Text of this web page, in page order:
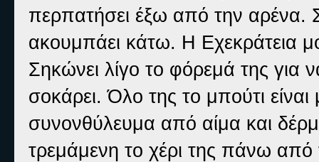
περπατήσει έξω από την αρένα.
ακουμπάει κάτω. Η Εχεκράτεια
Σηκώνει λίγο το φόρεμά της για
σοκάρει. Όλο της το μπούτι
συνονθύλευμα από αίμα και
τρεμάμενη το χέρι της πάνω από